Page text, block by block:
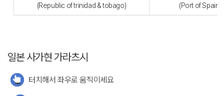
(Republic of trinidad & tobago)
(Port of Spain)
일본 사가현 가라츠시
터치해서 좌우로 움직이세요